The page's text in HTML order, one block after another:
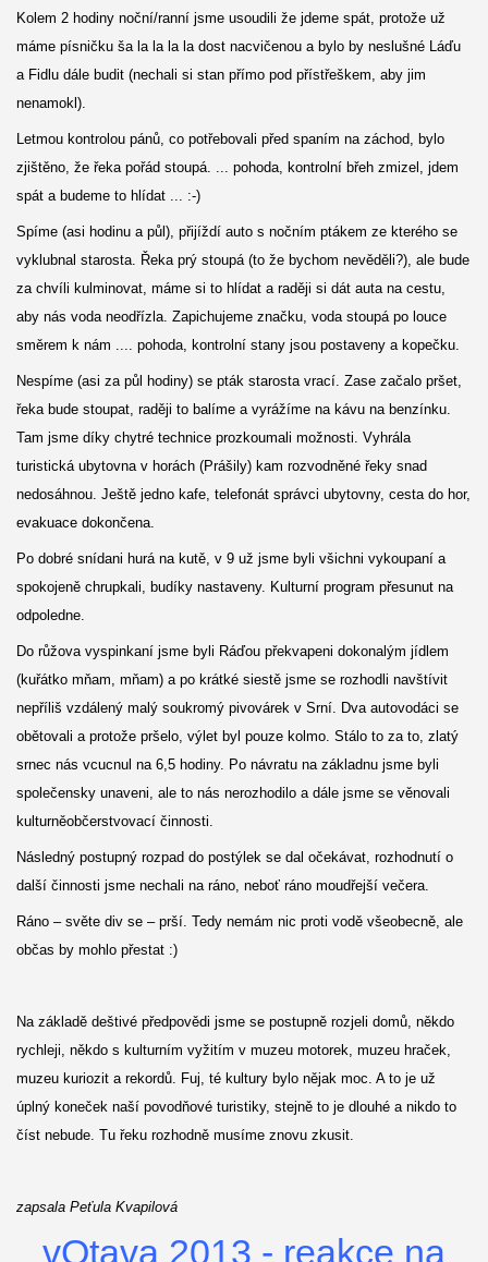
Kolem 2 hodiny noční/ranní jsme usoudili že jdeme spát, protože už
máme písničku ša la la la la dost nacvičenou a bylo by neslušné Láďu
a Fidlu dále budit (nechali si stan přímo pod přístřeškem, aby jim
nenamokl).
Letmou kontrolou pánů, co potřebovali před spaním na záchod, bylo
zjištěno, že řeka pořád stoupá. ... pohoda, kontrolní břeh zmizel, jdem
spát a budeme to hlídat ... :-)
Spíme (asi hodinu a půl), přijíždí auto s nočním ptákem ze kterého se
vyklubnal starosta. Řeka prý stoupá (to že bychom nevěděli?), ale bude
za chvíli kulminovat, máme si to hlídat a raději si dát auta na cestu,
aby nás voda neodřízla. Zapichujeme značku, voda stoupá po louce
směrem k nám .... pohoda, kontrolní stany jsou postaveny a kopečku.
Nespíme (asi za půl hodiny) se pták starosta vrací. Zase začalo pršet,
řeka bude stoupat, raději to balíme a vyrážíme na kávu na benzínku.
Tam jsme díky chytré technice prozkoumali možnosti. Vyhrála
turistická ubytovna v horách (Prášily) kam rozvodněné řeky snad
nedosáhnou. Ještě jedno kafe, telefonát správci ubytovny, cesta do hor,
evakuace dokončena.
Po dobré snídani hurá na kutě, v 9 už jsme byli všichni vykoupaní a
spokojeně chrupkali, budíky nastaveny. Kulturní program přesunut na
odpoledne.
Do růžova vyspinkaní jsme byli Ráďou překvapeni dokonalým jídlem
(kuřátko mňam, mňam) a po krátké siestě jsme se rozhodli navštívit
nepříliš vzdálený malý soukromý pivovárek v Srní. Dva autovodáci se
obětovali a protože pršelo, výlet byl pouze kolmo. Stálo to za to, zlatý
srnec nás vcucnul na 6,5 hodiny. Po návratu na základnu jsme byli
společensky unaveni, ale to nás nerozhodilo a dále jsme se věnovali
kulturněobčerstvovací činnosti.
Následný postupný rozpad do postýlek se dal očekávat, rozhodnutí o
další činnosti jsme nechali na ráno, neboť ráno moudřejší večera.
Ráno – světe div se – prší. Tedy nemám nic proti vodě všeobecně, ale
občas by mohlo přestat :)
Na základě deštivé předpovědi jsme se postupně rozjeli domů, někdo
rychleji, někdo s kulturním vyžitím v muzeu motorek, muzeu hraček,
muzeu kuriozit a rekordů. Fuj, té kultury bylo nějak moc. A to je už
úplný koneček naší povodňové turistiky, stejně to je dlouhé a nikdo to
číst nebude. Tu řeku rozhodně musíme znovu zkusit.
zapsala Peťula Kvapilová
vOtava 2013 - reakce na